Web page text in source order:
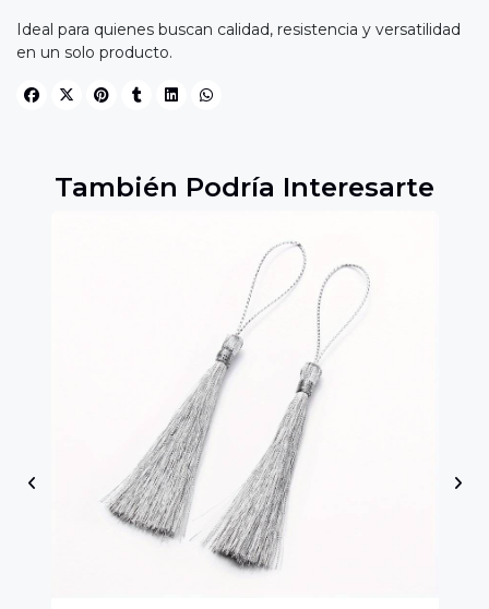
Ideal para quienes buscan calidad, resistencia y versatilidad
en un solo producto.
También Podría Interesarte